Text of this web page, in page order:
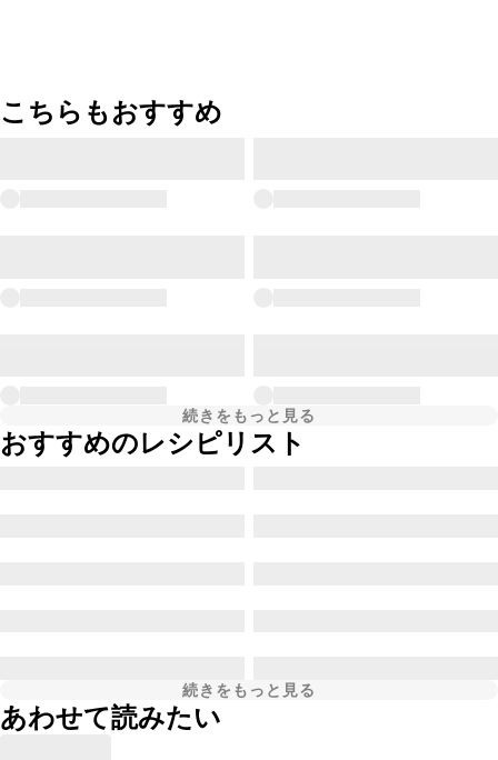
こちらもおすすめ
続きをもっと見る
おすすめのレシピリスト
続きをもっと見る
あわせて読みたい